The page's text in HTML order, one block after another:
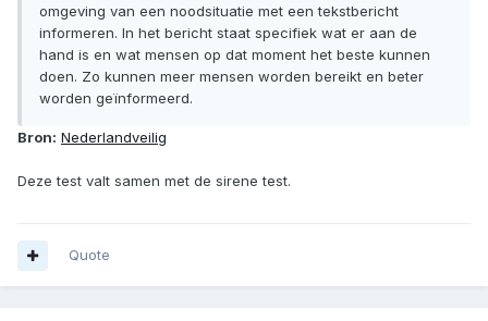
omgeving van een noodsituatie met een tekstbericht
informeren. In het bericht staat specifiek wat er aan de
hand is en wat mensen op dat moment het beste kunnen
doen. Zo kunnen meer mensen worden bereikt en beter
worden geïnformeerd.
Bron: Nederlandveilig
Deze test valt samen met de sirene test.
Quote